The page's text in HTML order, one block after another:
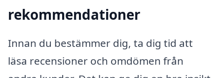
rekommendationer
Innan du bestämmer dig, ta dig tid att
läsa recensioner och omdömen från